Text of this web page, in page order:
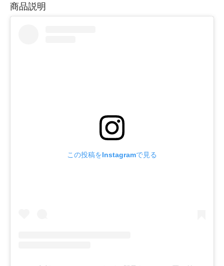
商品説明
この投稿をInstagramで見る